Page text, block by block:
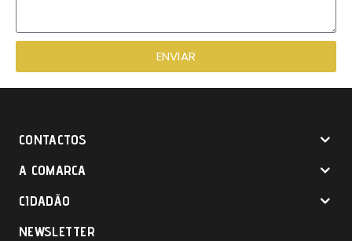
ENVIAR
CONTACTOS
A COMARCA
CIDADÃO
NEWSLETTER